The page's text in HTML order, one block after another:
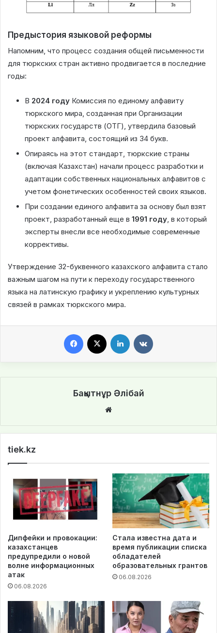
Предыстория языковой реформы
Напомним, что процесс создания общей письменности
для тюркских стран активно продвигается в последние
годы:
В 2024 году Комиссия по единому алфавиту
тюркского мира, созданная при Организации
тюркских государств (ОТГ), утвердила базовый
проект алфавита, состоящий из 34 букв.
Опираясь на этот стандарт, тюркские страны
(включая Казахстан) начали процесс разработки и
адаптации собственных национальных алфавитов с
учетом фонетических особенностей своих языков.
При создании единого алфавита за основу был взят
проект, разработанный еще в 1991 году, в который
эксперты внесли все необходимые современные
коррективы.
Утверждение 32-буквенного казахского алфавита стало
важным шагом на пути к переходу государственного
языка на латинскую графику и укреплению культурных
связей в рамках тюркского мира.
Бақытнұр Әлібай
te
tiek.kz
Дипфейки и провокации:
казахстанцев
предупредили о новой
волне информационных
атак
06.08.2026
Стала известна дата и
время публикации списка
обладателей
образовательных грантов
06.08.2026